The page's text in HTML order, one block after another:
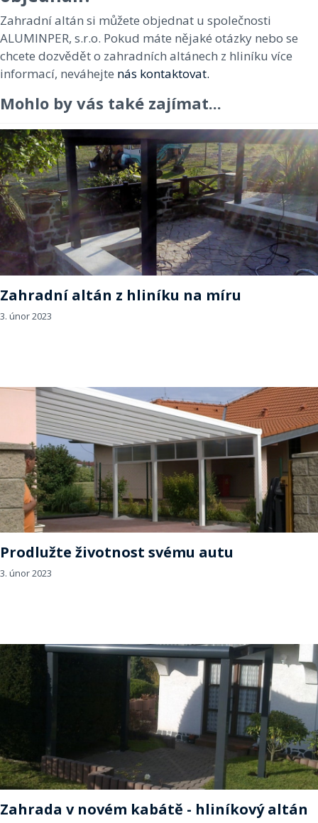
Zahradní altán si můžete objednat u společnosti
ALUMINPER, s.r.o. Pokud máte nějaké otázky nebo se
chcete dozvědět o zahradních altánech z hliníku více
informací, neváhejte nás kontaktovat.
Mohlo by vás také zajímat...
Zahradní altán z hliníku na míru
3. únor 2023
Prodlužte životnost svému autu
3. únor 2023
Zahrada v novém kabátě - hliníkový altán